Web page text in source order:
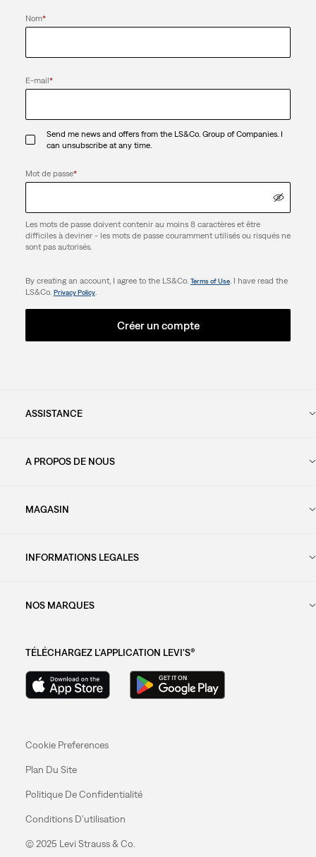
Nom*
E-mail*
Send me news and offers from the LS&Co. Group of Companies. I
can unsubscribe at any time.
Mot de passe*
Les mots de passe doivent contenir au moins 8 caractères et être
difficiles à deviner - les mots de passe couramment utilisés ou risqués ne
sont pas autorisés.
By creating an account, I agree to the LS&Co. Terms of Use. I have read the
LS&Co. Privacy Policy.
Créer un compte
ASSISTANCE
A PROPOS DE NOUS
MAGASIN
INFORMATIONS LEGALES
NOS MARQUES
TÉLÉCHARGEZ L'APPLICATION LEVI'S®
Cookie Preferences
Plan Du Site
Politique De Confidentialité
Conditions D’utilisation
© 2025 Levi Strauss & Co.